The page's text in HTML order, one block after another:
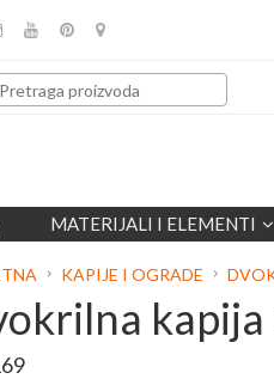
MATERIJALI I ELEMENTI
KAPIJE I OGRADE